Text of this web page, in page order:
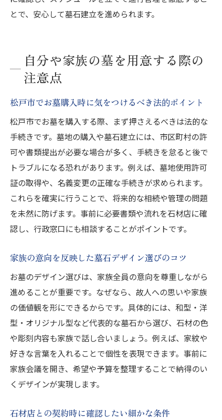
とで、安心して墓石建立を進められます。
自分や家族の墓を用意する際の
注意点
松戸市でお墓購入時に気をつけるべき法的ポイント
松戸市でお墓を購入する際、まず押さえるべきは法的な
手続きです。墓地の購入や墓石建立には、市区町村の許
可や書類提出が必要な場合が多く、手続きを怠ると後で
トラブルになる恐れがあります。例えば、墓地使用許可
証の取得や、名義変更の正確な手続きが求められます。
これらを確実に行うことで、将来的な相続や管理の問題
を未然に防げます。事前に必要書類や流れを石材店に確
認し、行政窓口にも相談することがポイントです。
家族の意向を反映した墓石デザイン選びのコツ
お墓のデザイン選びは、家族全員の意向を尊重しながら
進めることが重要です。なぜなら、故人への思いや家族
の価値観を形にできるからです。具体的には、和型・洋
型・オリジナル型など代表的な墓石から選び、石材の色
や彫刻内容も家族で話し合いましょう。例えば、家紋や
好きな言葉を入れることで個性を表現できます。事前に
家族会議を開き、希望や予算を整理することで納得のい
くデザインが実現します。
石材店との契約時に確認したい細かな条件